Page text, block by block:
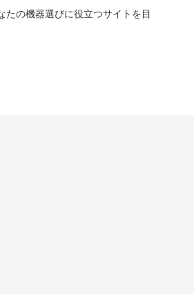
の機器選びに役立つサイトを目